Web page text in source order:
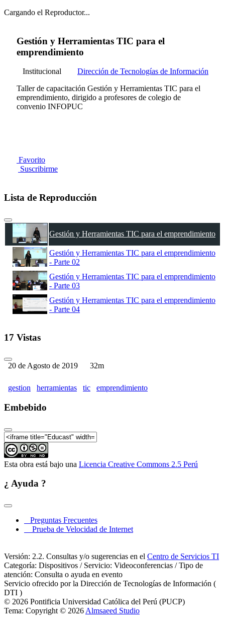
Cargando el Reproductor...
Gestión y Herramientas TIC para el
emprendimiento
Institucional
Dirección de Tecnologías de Información
Taller de capacitación Gestión y Herramientas TIC para el
emprendimiento, dirigido a profesores de colegio de
convenio INFOPUC
Favorito
Suscribirme
Lista de Reproducción
Gestión y Herramientas TIC para el emprendimiento
Gestión y Herramientas TIC para el emprendimiento
- Parte 02
Gestión y Herramientas TIC para el emprendimiento
- Parte 03
Gestión y Herramientas TIC para el emprendimiento
- Parte 04
17 Vistas
20 de Agosto de 2019 32m
gestion herramientas tic emprendimiento
Embebido
Esta obra está bajo una Licencia Creative Commons 2.5 Perú
¿ Ayuda ?
Preguntas Frecuentes
Prueba de Velocidad de Internet
Versión: 2.2. Consultas y/o sugerencias en el Centro de Servicios TI
Categoría: Dispositivos / Servicio: Videoconferencias / Tipo de
atención: Consulta o ayuda en evento
Servicio ofrecido por la Dirección de Tecnologías de Información (
DTI )
© 2026 Pontificia Universidad Católica del Perú (PUCP)
Tema: Copyright © 2026 Almsaeed Studio